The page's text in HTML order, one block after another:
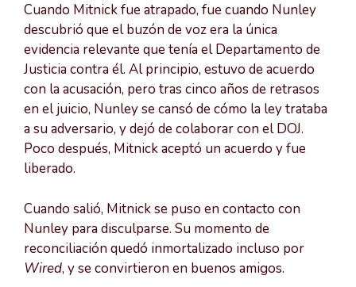
Cuando Mitnick fue atrapado, fue cuando Nunley
descubrió que el buzón de voz era la única
evidencia relevante que tenía el Departamento de
Justicia contra él. Al principio, estuvo de acuerdo
con la acusación, pero tras cinco años de retrasos
en el juicio, Nunley se cansó de cómo la ley trataba
a su adversario, y dejó de colaborar con el DOJ.
Poco después, Mitnick aceptó un acuerdo y fue
liberado.
Cuando salió, Mitnick se puso en contacto con
Nunley para disculparse. Su momento de
reconciliación quedó inmortalizado incluso por
Wired, y se convirtieron en buenos amigos.